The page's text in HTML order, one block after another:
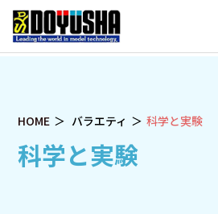
HOME バラエティ 科学と実験
科学と実験